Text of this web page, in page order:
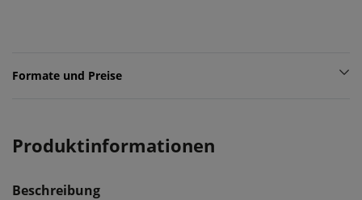
Formate und Preise
Produktinformationen
Beschreibung